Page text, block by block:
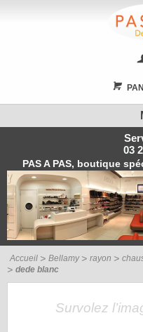
03
PAS A PAS, boutique
Accueil Bellamy rayon
dede blanc
Survolez